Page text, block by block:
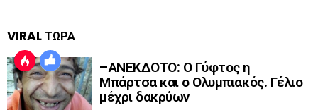
VIRAL ΤΩΡΑ
–ΑΝΕΚΔΟΤΟ: Ο Γύφτος η
Μπάρτσα και ο Ολυμπιακός. Γέλιο
μέχρι δακρύων